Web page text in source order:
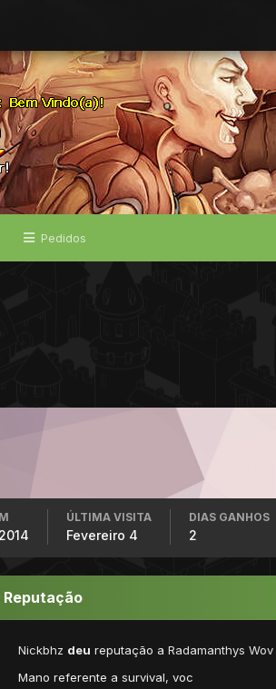
Pedidos
ÚLTIMA VISITA
Fevereiro 4
DIAS GANHOS
2
Nickbhz deu reputação a Radamanthys Wov
Mano referente a survival, voc